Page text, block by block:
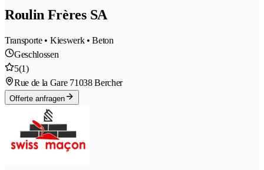
Roulin Frères SA
Transporte • Kieswerk • Beton
Geschlossen
5(1)
Rue de la Gare 71038 Bercher
Offerte anfragen